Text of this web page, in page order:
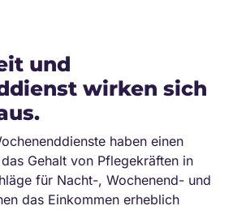
und
wirken sich
haben einen
Gehalt von Pflegekräften in
für Nacht-, Wochenend- und
das Einkommen erheblich